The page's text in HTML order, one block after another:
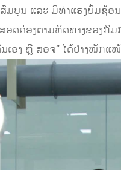
ບູນ ແລະ ມີທ່າແຮງບົ່ມຊ້ອ
ອດຄ່ອງຕາມທິດທາງຂອງ
ນເອງ ຫຼື ສອຈ” ໄດ້ຢ່າງໜັກແ